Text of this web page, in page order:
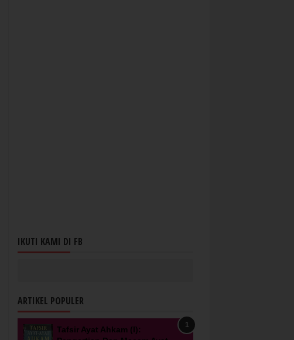
IKUTI KAMI DI FB
ARTIKEL POPULER
Tafsir Ayat Ahkam (I):